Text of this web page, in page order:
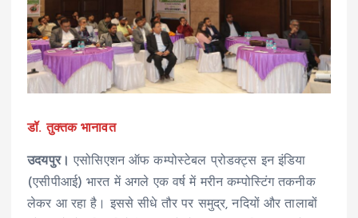
डॉ. तुक्तक भानावत
उदयपुर।
एसोसिएशन ऑफ कम्पोस्टेबल प्रोडक्ट्स इन इंडिया
(एसीपीआई) भारत में अगले एक वर्ष में मरीन कम्पोस्टिंग तकनीक
लेकर आ रहा है। इससे सीधे तौर पर समुद्र, नदियों और तालाबों